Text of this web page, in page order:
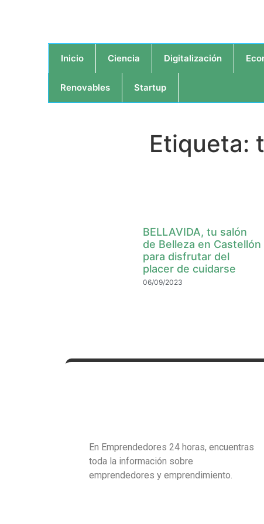
Inicio Ciencia Digitalización
Renovables Startup
Etiqueta:
BELLAVIDA, tu salón
de Belleza en Castellón
para disfrutar del
placer de cuidarse
06/09/2023
En Emprendedores 24 horas, encuentras
toda la información sobre
emprendedores y emprendimiento.